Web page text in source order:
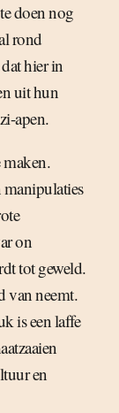
doen nog
rond
hier in
uit hun
apen.
on
tot geweld.
van neemt.
is een laffe
en